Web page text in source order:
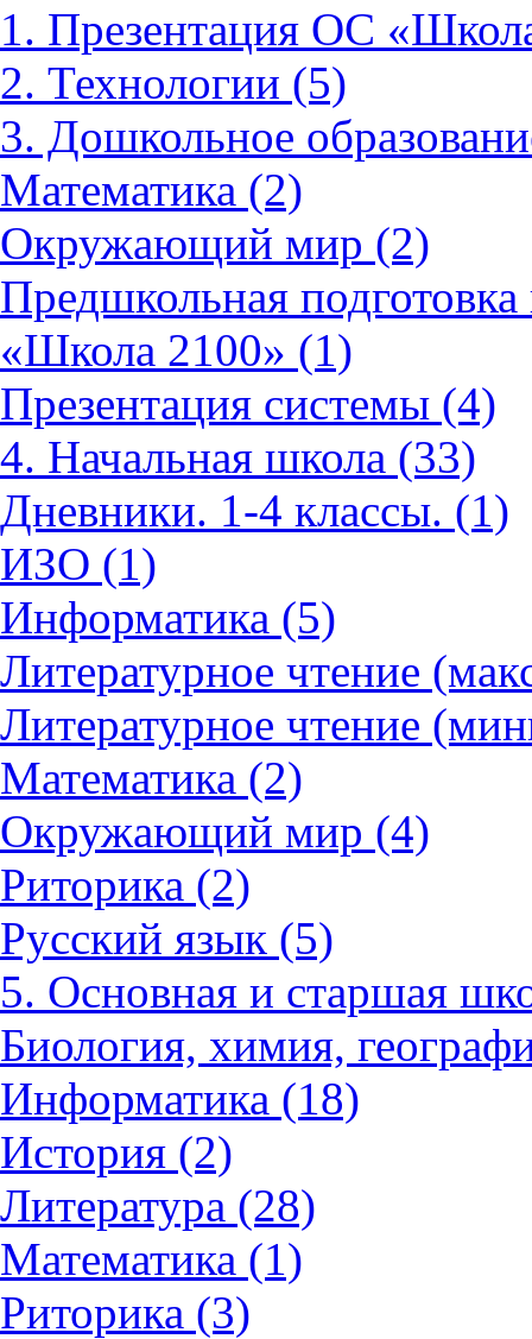
1. Презентация ОС
2. Технологии (5)
3. Дошкольное
Математика (2)
Окружающий мир (2)
Предшкольная
«Школа 2100» (1)
Презентация системы (4)
4. Начальная школа (33)
Дневники. 1-4 классы. (1)
ИЗО (1)
Информатика (5)
Литературное чтение
Литературное чтение
Математика (2)
Окружающий мир (4)
Риторика (2)
Русский язык (5)
5. Основная и старшая
Биология, химия,
Информатика (18)
История (2)
Литература (28)
Математика (1)
Риторика (3)